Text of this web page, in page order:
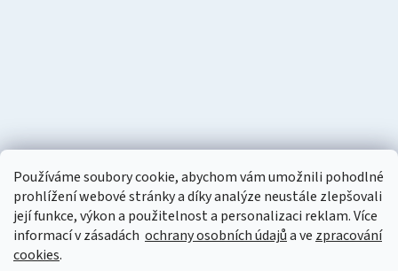
Používáme soubory cookie, abychom vám umožnili pohodlné
prohlížení webové stránky a díky analýze neustále zlepšovali
její funkce, výkon a použitelnost a personalizaci reklam. Více
informací v zásadách ochrany osobních údajůa ve zpracování
cookies.